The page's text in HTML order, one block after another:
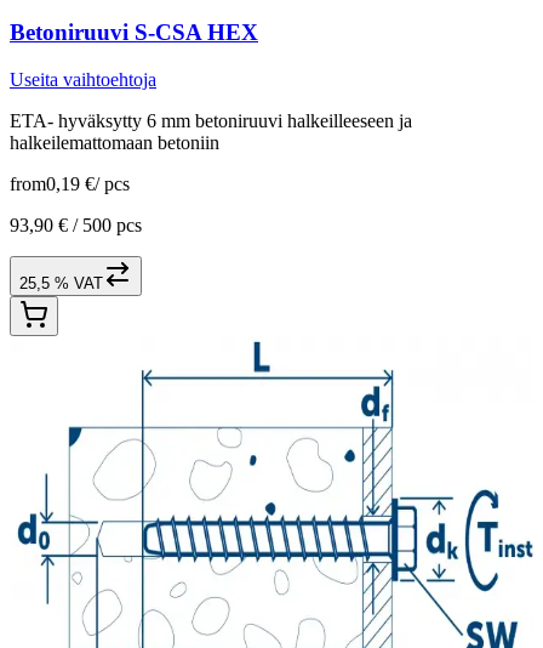
Betoniruuvi S-CSA HEX
Useita vaihtoehtoja
ETA- hyväksytty 6 mm betoniruuvi halkeilleeseen ja
halkeilemattomaan betoniin
from0,19 €/ pcs
93,90 € / 500 pcs
25,5 % VAT